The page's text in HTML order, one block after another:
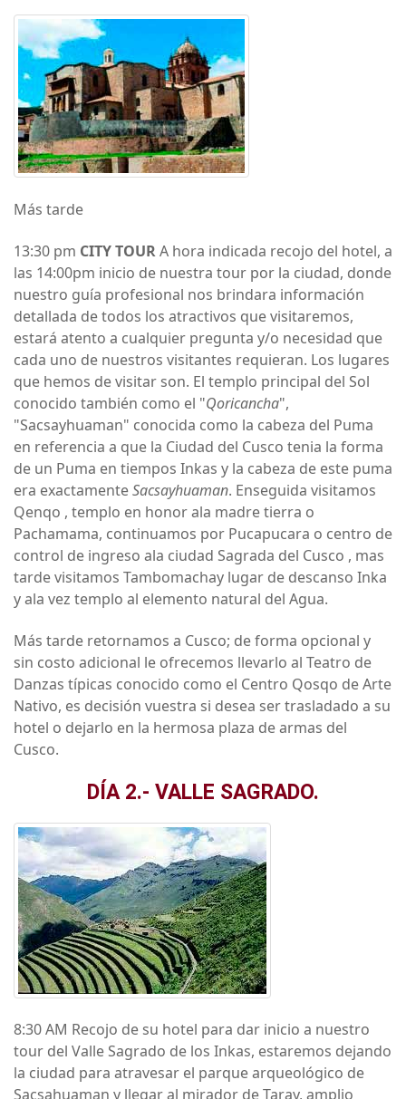
Más tarde
13:30 pm CITY TOURA hora indicada recojo del hotel, a
las 14:00pm inicio de nuestra tour por la ciudad, donde
nuestro guía profesional nos brindara información
detallada de todos los atractivos que visitaremos,
estará atento a cualquier pregunta y/o necesidad que
cada uno de nuestros visitantes requieran. Los lugares
que hemos de visitar son. El templo principal del Sol
conocido también como el "Qoricancha",
"Sacsayhuaman" conocida como la cabeza del Puma
en referencia a que la Ciudad del Cusco tenia la forma
de un Puma en tiempos Inkas y la cabeza de este puma
era exactamenteSacsayhuaman. Enseguida visitamos
Qenqo , templo en honor ala madre tierra o
Pachamama, continuamos por Pucapucara o centro de
control de ingreso ala ciudad Sagrada del Cusco , mas
tarde visitamos Tambomachay lugar de descanso Inka
y ala vez templo al elemento natural del Agua.
Más tarde retornamos a Cusco; de forma opcional y
sin costo adicional le ofrecemos llevarlo al Teatro de
Danzas típicas conocido como el Centro Qosqo de Arte
Nativo, es decisión vuestra si desea ser trasladado a su
hotel o dejarlo en la hermosa plaza de armas del
Cusco.
DÍA 2.- VALLE SAGRADO.
8:30 AM Recojo de su hotel para dar inicio a nuestro
tour del Valle Sagrado de los Inkas, estaremos dejando
la ciudad para atravesar el parque arqueológico de
Sacsahuaman y llegar al mirador de Taray, amplio